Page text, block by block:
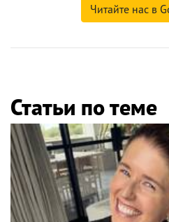
Читайте нас в
Статьи по теме